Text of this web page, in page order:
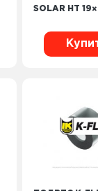
SOLAR HT